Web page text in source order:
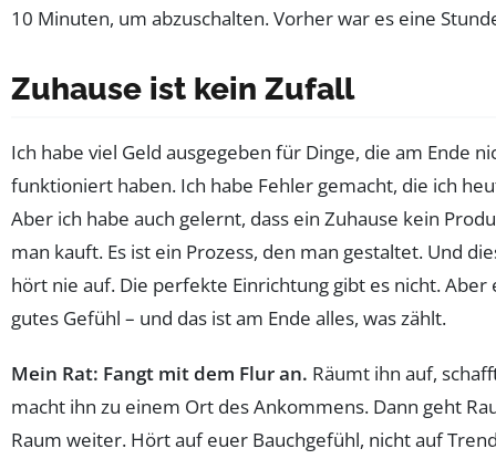
10 Minuten, um abzuschalten. Vorher war es eine
Zuhause ist kein Zufall
Ich habe viel Geld ausgegeben für Dinge, die am Ende
funktioniert haben. Ich habe Fehler gemacht, die ich
Aber ich habe auch gelernt, dass ein Zuhause kein
man kauft. Es ist ein Prozess, den man gestaltet. Und
hört nie auf. Die perfekte Einrichtung gibt es nicht. Aber
gutes Gefühl – und das ist am Ende alles, was zählt.
Mein Rat: Fangt mit dem Flur an. Räumt ihn auf,
macht ihn zu einem Ort des Ankommens. Dann geht
Raum weiter. Hört auf euer Bauchgefühl, nicht auf